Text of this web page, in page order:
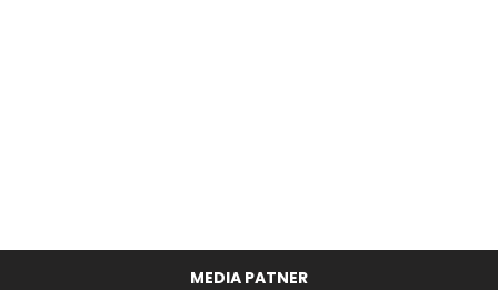
MEDIA PATNER